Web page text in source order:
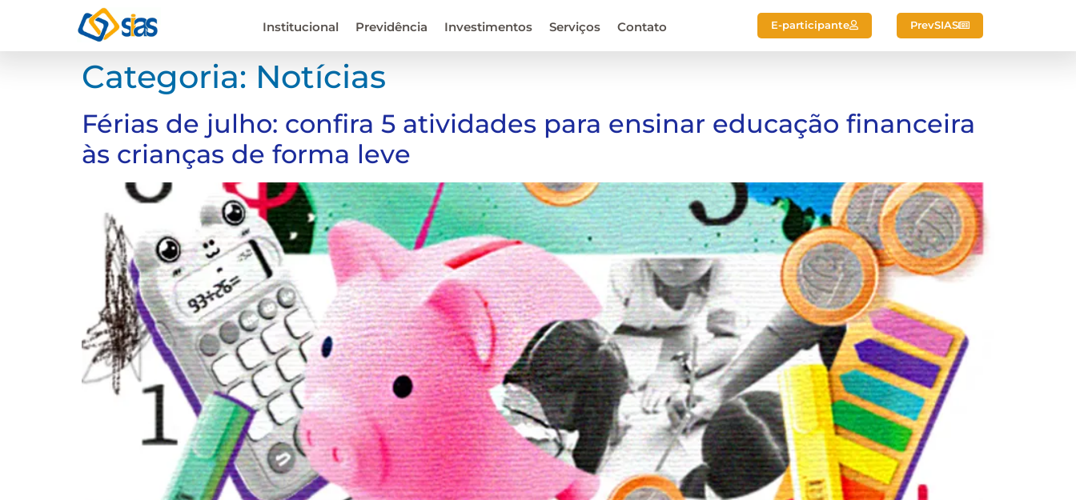
Institucional Previdência Investimentos Serviços Contato E-participante PrevSIAS
Categoria: Notícias
Férias de julho: confira 5 atividades para ensinar educação financeira
às crianças de forma leve